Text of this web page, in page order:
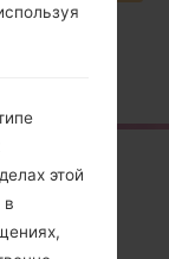
этой
в